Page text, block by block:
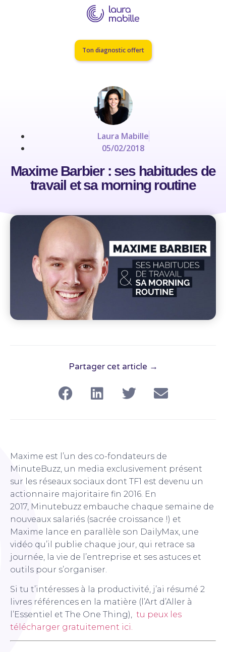
Ton diagnostic offert
Laura Mabille
05/02/2018
Maxime Barbier : ses habitudes de
travail et sa morning routine
Partager cet article →
Maxime est l’un des co-fondateurs de
MinuteBuzz, un media exclusivement présent
sur les réseaux sociaux dont TF1 est devenu un
actionnaire majoritaire fin 2016. En
2017, Minutebuzz embauche chaque semaine de
nouveaux salariés (sacrée croissance !) et
Maxime lance en parallèle son DailyMax, une
vidéo qu’il publie chaque jour, qui retrace sa
journée, la vie de l’entreprise et ses astuces et
outils pour s’organiser.
Si tu t’intéresses à la productivité, j’ai résumé 2
livres références en la matière (l’Art d’Aller à
l’Essentiel et The One Thing), tu peux les
télécharger gratuitement ici.